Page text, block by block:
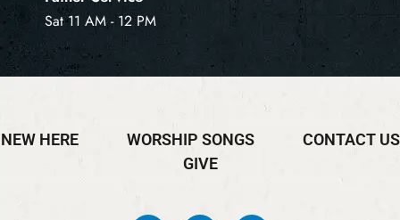
Sat 11 AM - 12 PM
NEW HERE WORSHIP SONGS
CONTACT US
GIVE